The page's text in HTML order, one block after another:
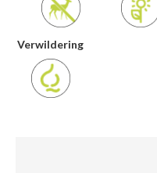
Verwildering